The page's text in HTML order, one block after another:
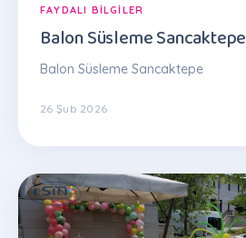
FAYDALI BILGILER
Balon Süsleme Sancaktepe
Balon Süsleme Sancaktepe
26 Şub 2026